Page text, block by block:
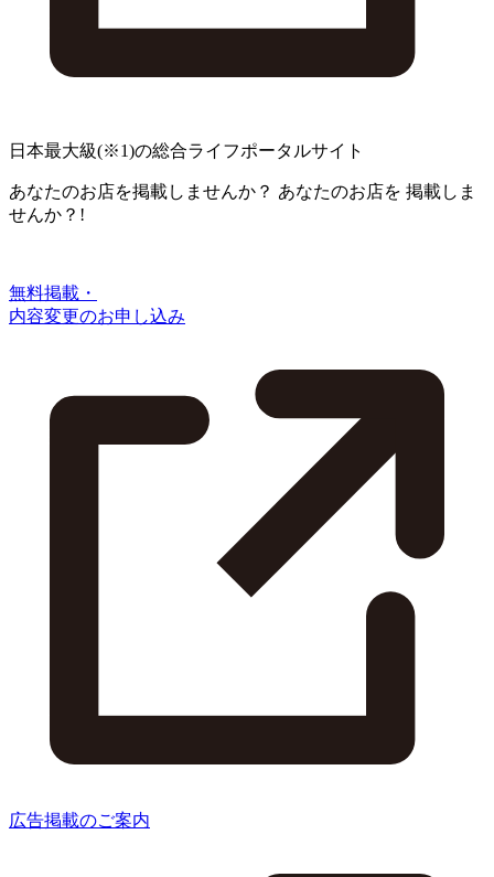
日本最大級(※1)の総合ライフポータルサイト
あなたのお店を掲載しませんか？ あなたのお店を 掲載しま
せんか？!
無料掲載・
内容変更のお申し込み
広告掲載のご案内